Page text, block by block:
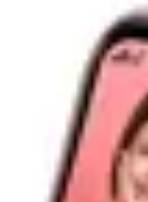
Retour en Classe
Activités
Retour en